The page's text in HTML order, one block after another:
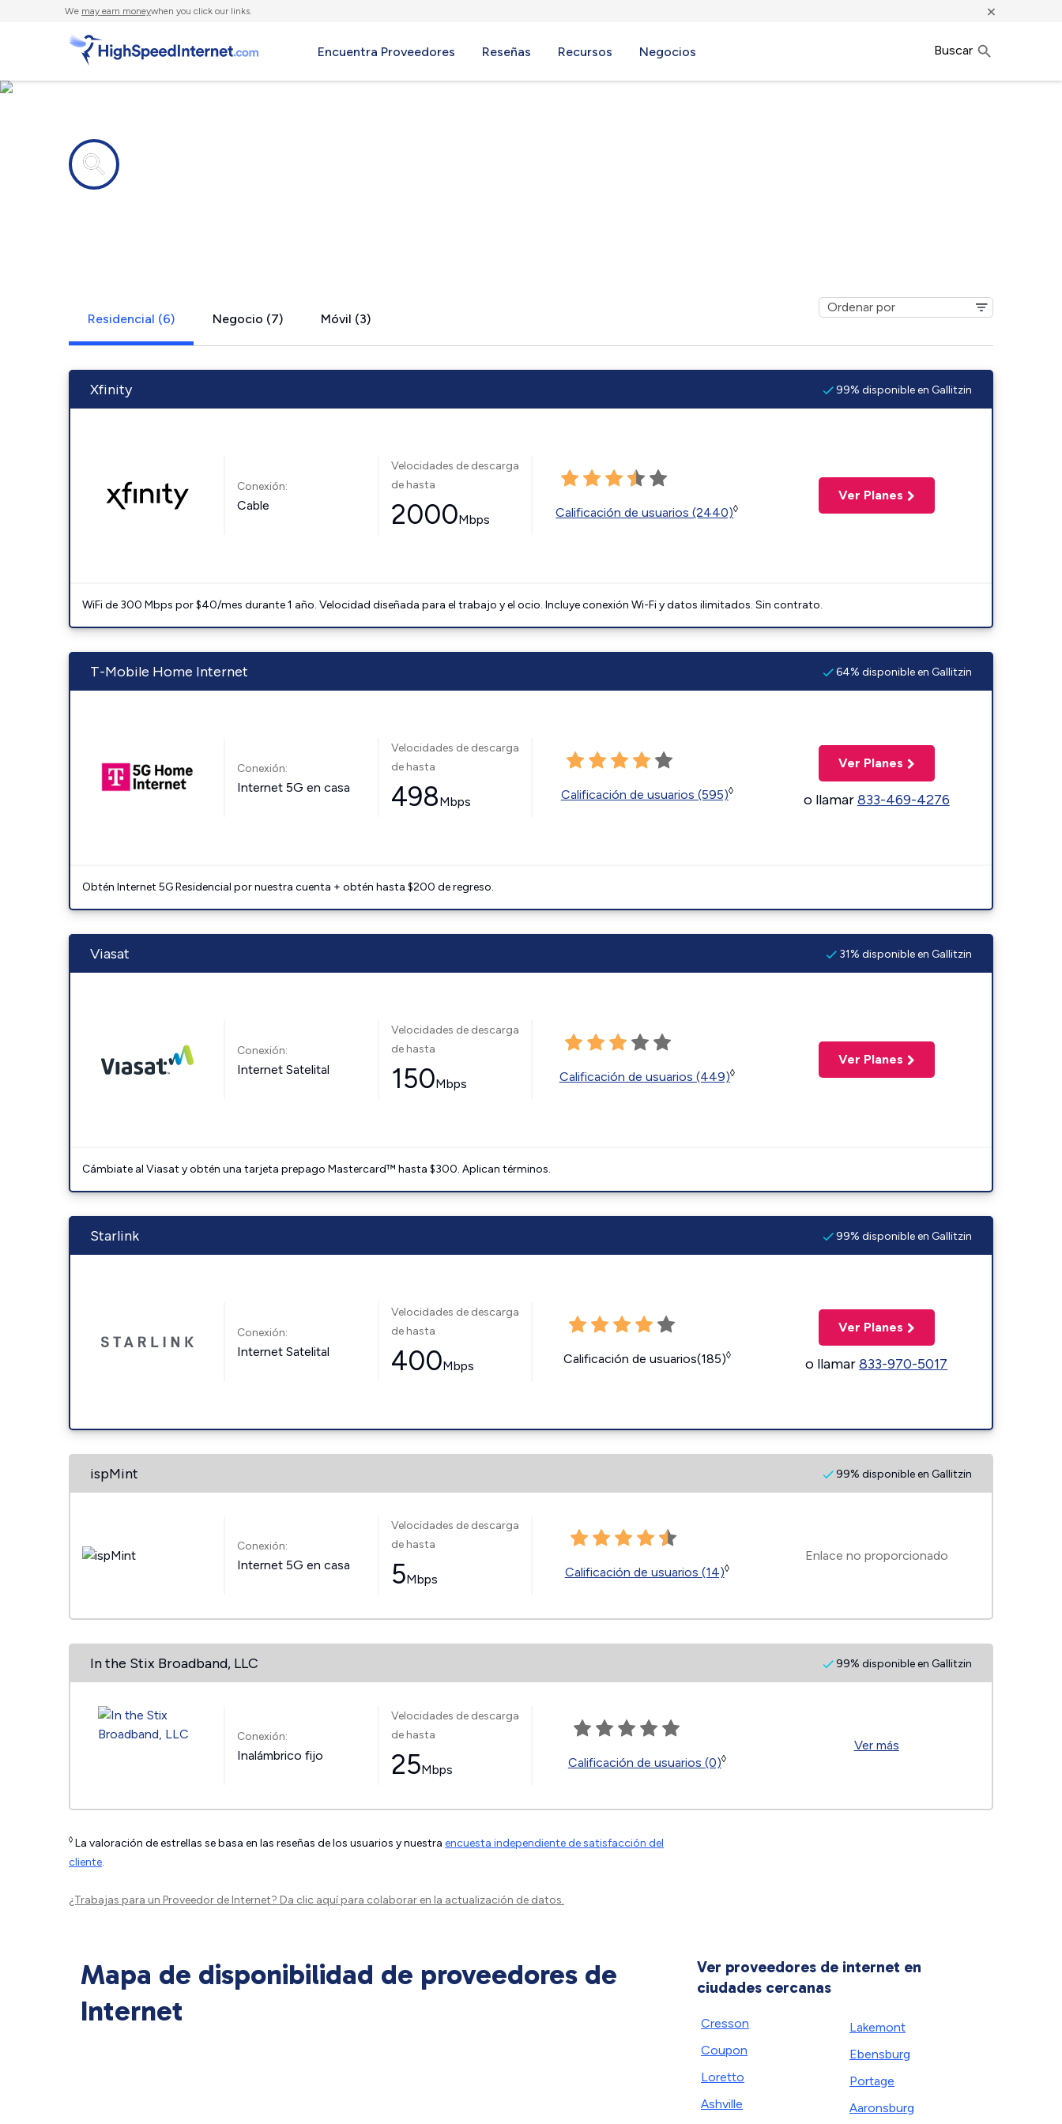
We may earn moneywhen you click our links. ×
Encuentra Proveedores Reseñas Recursos Negocios Buscar
Residencial (6) Negocio (7) Móvil (3)
Xfinity 99% disponible en Gallitzin
Conexión:
Cable
Velocidades de descarga
de hasta
2000Mbps Calificación de usuarios (2440)◊
Ver Planes
WiFi de 300 Mbps por $40/mes durante 1 año. Velocidad diseñada para el trabajo y el ocio. Incluye conexión Wi-Fi y datos ilimitados. Sin contrato.
T-Mobile Home Internet 64% disponible en Gallitzin
Conexión:
Internet 5G en casa
Velocidades de descarga
de hasta
498Mbps Calificación de usuarios (595)◊
Ver Planes
o llamar833-469-4276
Obtén Internet 5G Residencial por nuestra cuenta + obtén hasta $200 de regreso.
Viasat 31% disponible en Gallitzin
Conexión:
Internet Satelital
Velocidades de descarga
de hasta
150Mbps Calificación de usuarios (449)◊
Ver Planes
Cámbiate al Viasat y obtén una tarjeta prepago Mastercard™ hasta $300. Aplican términos.
Starlink 99% disponible en Gallitzin
Conexión:
Internet Satelital
Velocidades de descarga
de hasta
400Mbps Calificación de usuarios(185)◊
Ver Planes
o llamar833-970-5017
ispMint 99% disponible en Gallitzin
Conexión:
Internet 5G en casa
Velocidades de descarga
de hasta
5Mbps Calificación de usuarios (14)◊
Enlace no proporcionado
In the Stix Broadband, LLC 99% disponible en Gallitzin
Conexión:
Inalámbrico fijo
Velocidades de descarga
de hasta
25Mbps Calificación de usuarios (0)◊
Ver más
◊ La valoración de estrellas se basa en las reseñas de los usuarios y nuestra encuesta independiente de satisfacción del
cliente.
¿Trabajas para un Proveedor de Internet? Da clic aquípara colaborar en la actualización de datos.
Mapa de disponibilidad de proveedores de
Internet
Ver proveedores de internet en
ciudades cercanas
Cresson
Coupon
Loretto
Ashville
Lakemont
Ebensburg
Portage
Aaronsburg